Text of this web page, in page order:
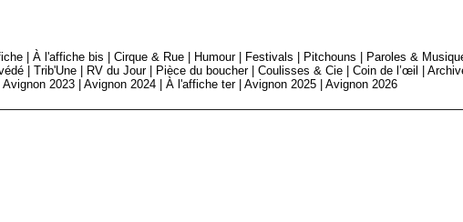
|À l'affiche bis |Cirque & Rue Humour Festivals Pitchouns Paroles &
|Trib'Une RV du Jour Pièce du boucher |Coulisses & Cie |Coin de l’œil |
|Avignon 2023 |Avignon 2024 |À l'affiche ter |Avignon 2025 |Avignon 2026